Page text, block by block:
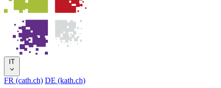
IT
FR (cath.ch) DE (kath.ch)